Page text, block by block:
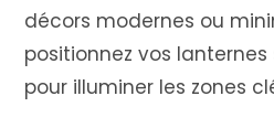
décors modernes ou
positionnez vos
pour illuminer les zones